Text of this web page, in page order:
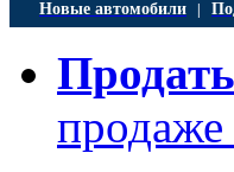
Новые автомобили
продаже